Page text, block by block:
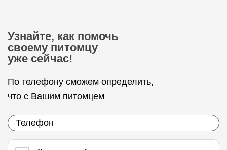
Узнайте, как помочь
своему питомцу
уже сейчас!
По телефону сможем определить,
что с Вашим питомцем